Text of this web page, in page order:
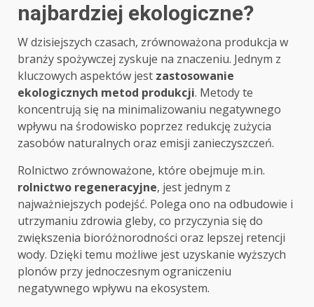
najbardziej ekologiczne?
W dzisiejszych czasach, zrównoważona produkcja w
branży spożywczej zyskuje na znaczeniu. Jednym z
kluczowych aspektów jest zastosowanie
ekologicznych metod produkcji. Metody te
koncentrują się na minimalizowaniu negatywnego
wpływu na środowisko poprzez redukcję zużycia
zasobów naturalnych oraz emisji zanieczyszczeń.
Rolnictwo zrównoważone, które obejmuje m.in.
rolnictwo regeneracyjne, jest jednym z
najważniejszych podejść. Polega ono na odbudowie i
utrzymaniu zdrowia gleby, co przyczynia się do
zwiększenia bioróżnorodności oraz lepszej retencji
wody. Dzięki temu możliwe jest uzyskanie wyższych
plonów przy jednoczesnym ograniczeniu
negatywnego wpływu na ekosystem.